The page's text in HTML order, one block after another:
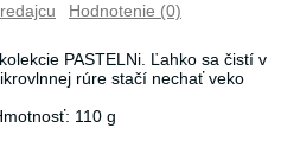
Hodnotenie (0)
PASTELNi. Ľahko sa čistí v
rúre stačí nechať veko
110 g